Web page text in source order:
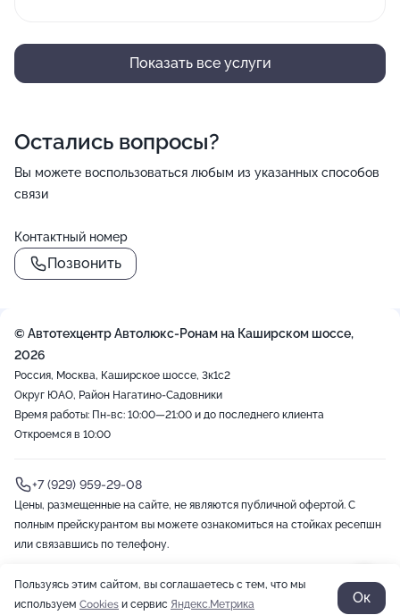
Показать все услуги
Остались вопросы?
Вы можете воспользоваться любым из указанных способов
связи
Контактный номер
Позвонить
© Автотехцентр Автолюкс-Ронам на Каширском шоссе,
2026
Россия, Москва, Каширское шоссе, 3к1с2
Округ ЮАО, Район Нагатино-Садовники
Время работы: Пн-вс: 10:00—21:00 и до последнего клиента
Откроемся в 10:00
+7 (929) 959-29-08
Цены, размещенные на сайте, не являются публичной офертой. С
полным прейскурантом вы можете ознакомиться на стойках ресепшн
или связавшись по телефону.
2012-2026 © ZOON Разработано в Zoon
Пользуясь этим сайтом, вы соглашаетесь с тем, что мы
используем Cookies и сервис Яндекс.Метрика Ок